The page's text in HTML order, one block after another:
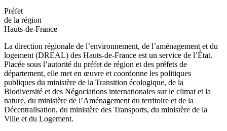
Préfet
de la région
Hauts-de-France
La direction régionale de l’environnement, de l’aménagement et du
logement (DREAL) des Hauts-de-France est un service de l’État.
Placée sous l’autorité du préfet de région et des préfets de
département, elle met en œuvre et coordonne les politiques
publiques du ministère de la Transition écologique, de la
Biodiversité et des Négociations internationales sur le climat et la
nature, du ministère de l’Aménagement du territoire et de la
Décentralisation, du ministère des Transports, du ministère de la
Ville et du Logement.